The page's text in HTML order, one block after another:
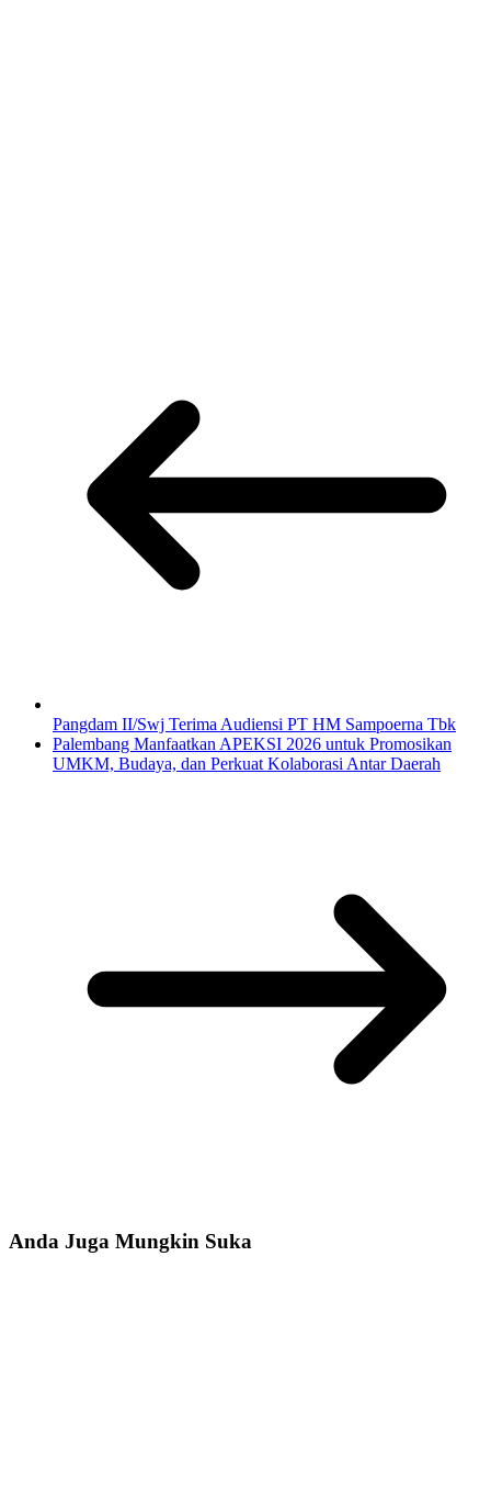
Pangdam II/Swj Terima Audiensi PT HM Sampoerna Tbk
Palembang Manfaatkan APEKSI 2026 untuk Promosikan
UMKM, Budaya, dan Perkuat Kolaborasi Antar Daerah
Anda Juga Mungkin Suka